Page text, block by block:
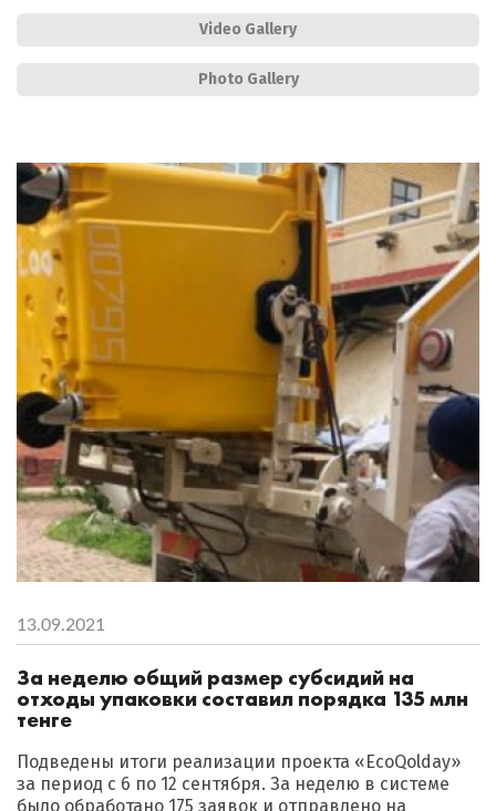
Video Gallery
Photo Gallery
13.09.2021
За неделю общий размер субсидий на
отходы упаковки составил порядка 135 млн
тенге
Подведены итоги реализации проекта «EcoQolday»
за период с 6 по 12 сентября. За неделю в системе
было обработано 175 заявок и отправлено на